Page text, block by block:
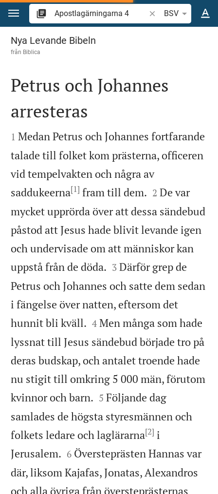
Hoppa till innehåll
Sök bibelvers eller
BSV
Apostlagärningarna 4
Nya Levande Bibeln
från Biblica

Petrus och Johannes
arresteras

1 Medan Petrus och Johannes fortfarande
talade till folket kom prästerna, officeren
vid tempelvakten och några av
saddukeerna[1] fram till dem. 

2 De var
mycket upprörda över att dessa sändebud
påstod att Jesus hade blivit levande igen
och undervisade om att människor kan
uppstå från de döda. 

3 Därför grep de
Petrus och Johannes och satte dem sedan
i fängelse över natten, eftersom det
hunnit bli kväll. 

4 Men många som hade
lyssnat till Jesus sändebud började tro på
deras budskap, och antalet troende hade
nu stigit till omkring 5 000 män, förutom
kvinnor och barn. 

5 Följande dag
samlades de högsta styresmännen och
folkets ledare och laglärarna[2] i
Jerusalem. 

6 Översteprästen Hannas var
där, liksom Kajafas, Jonatas, Alexandros
och alla övriga från översteprästernas